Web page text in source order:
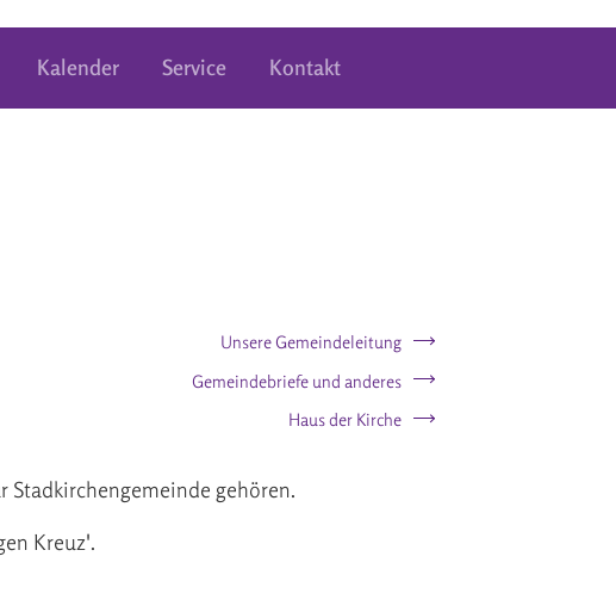
Kalender Service Kontakt
Unsere Gemeindeleitung
Gemeindebriefe und anderes
Haus der Kirche
gehören.
Kreuz'.